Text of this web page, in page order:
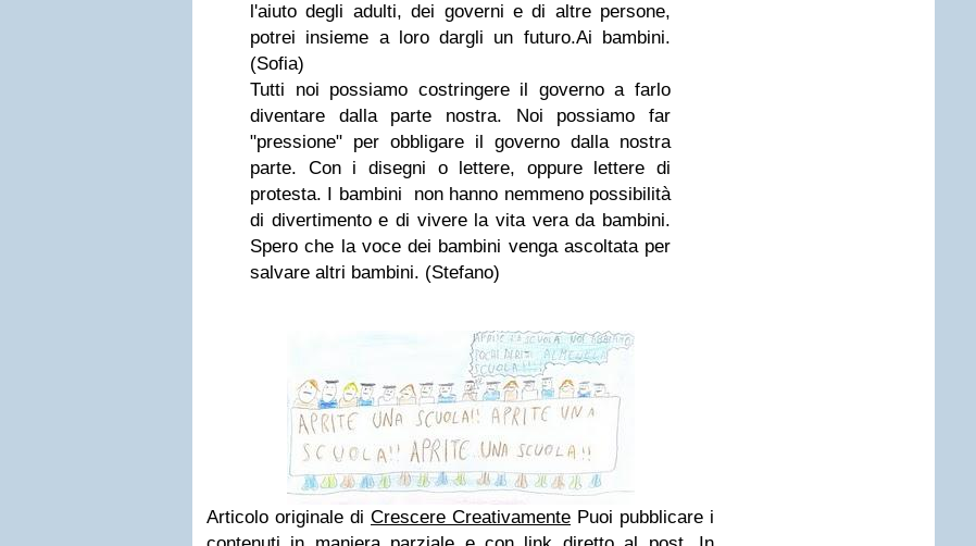
l'aiuto degli adulti, dei governi e di altre persone,
potrei insieme a loro dargli un futuro.Ai bambini.
(Sofia)
Tutti noi possiamo costringere il governo a farlo
diventare dalla parte nostra. Noi possiamo far
"pressione" per obbligare il governo dalla nostra
parte. Con i disegni o lettere, oppure lettere di
protesta. I bambini non hanno nemmeno possibilità
di divertimento e di vivere la vita vera da bambini.
Spero che la voce dei bambini venga ascoltata per
salvare altri bambini. (Stefano)
Articolo originale di Crescere Creativamente Puoi pubblicare i